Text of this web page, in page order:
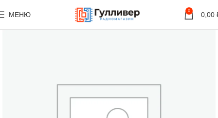
МЕНЮ 0 0,00